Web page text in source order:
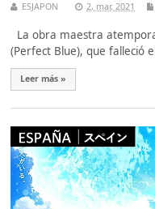
ESJAPON 2, mar, 2021
La obra maestra
(Perfect Blue), que falleció
Leer más »